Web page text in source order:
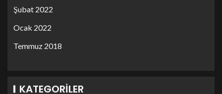
Şubat 2022
Ocak 2022
Temmuz 2018
KATEGORILER